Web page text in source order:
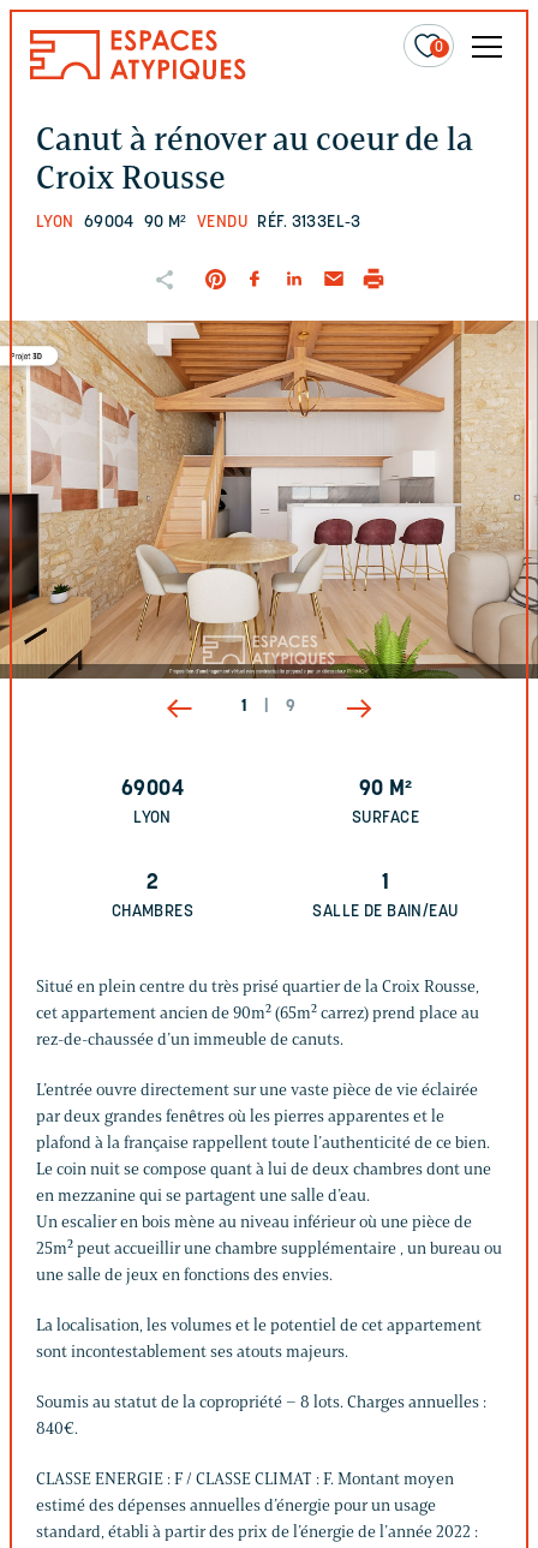
0
Canut à rénover au coeur de la
Croix Rousse
LYON 69004 90 M² VENDU RÉF. 3133EL-3
1 9
69004
LYON
90 M²
SURFACE
2
CHAMBRES
1
SALLE DE BAIN/EAU
Situé en plein centre du très prisé quartier de la Croix Rousse,
cet appartement ancien de 90m² (65m² carrez) prend place au
rez-de-chaussée d’un immeuble de canuts.
L’entrée ouvre directement sur une vaste pièce de vie éclairée
par deux grandes fenêtres où les pierres apparentes et le
plafond à la française rappellent toute l’authenticité de ce bien.
Le coin nuit se compose quant à lui de deux chambres dont une
en mezzanine qui se partagent une salle d’eau.
Un escalier en bois mène au niveau inférieur où une pièce de
25m² peut accueillir une chambre supplémentaire , un bureau ou
une salle de jeux en fonctions des envies.
La localisation, les volumes et le potentiel de cet appartement
sont incontestablement ses atouts majeurs.
Soumis au statut de la copropriété – 8 lots. Charges annuelles :
840€.
CLASSE ENERGIE : F / CLASSE CLIMAT : F. Montant moyen
estimé des dépenses annuelles d’énergie pour un usage
standard, établi à partir des prix de l’énergie de l’année 2022 :